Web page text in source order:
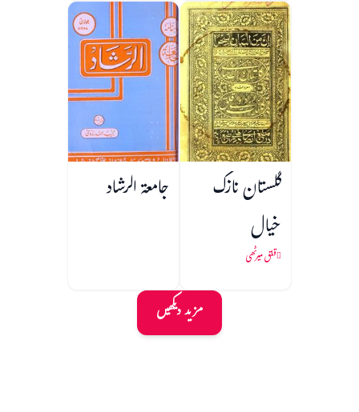
گلستان نازک
خیال
قلق میرٹھی
جامعۃ الرشاد
مزید دیکھیں